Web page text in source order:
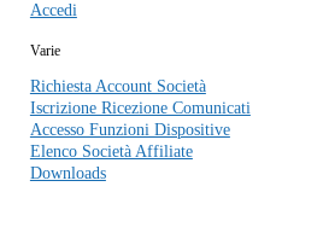
Accedi
Varie
Richiesta Account Società
Iscrizione Ricezione Comunicati
Accesso Funzioni Dispositive
Elenco Società Affiliate
Downloads